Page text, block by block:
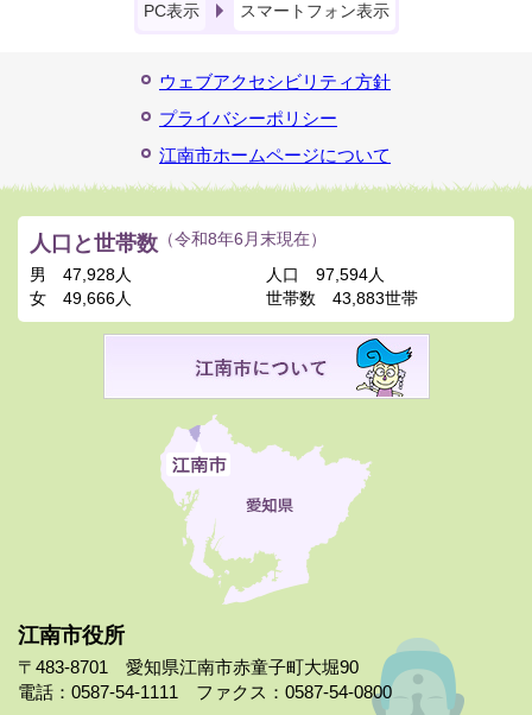
PC表示 スマートフォン表示
ウェブアクセシビリティ方針
プライバシーポリシー
江南市ホームページについて
江南市役所
〒483-8701 愛知県江南市赤童子町大堀90
電話：0587-54-1111 ファクス：0587-54-0800
人口と世帯数 （令和8年6月末現在）
男
47,928人
女
49,666人
人口
97,594人
世帯数
43,883世帯